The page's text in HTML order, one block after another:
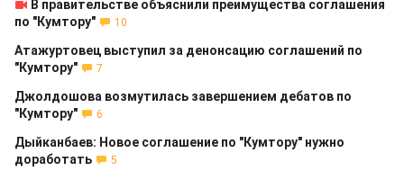
В правительстве объяснили преимущества соглашения
по "Кумтору"
10
Атажуртовец выступил за денонсацию соглашений по
"Кумтору"
7
Джолдошова возмутилась завершением дебатов по
"Кумтору"
6
Дыйканбаев: Новое соглашение по "Кумтору" нужно
доработать
5